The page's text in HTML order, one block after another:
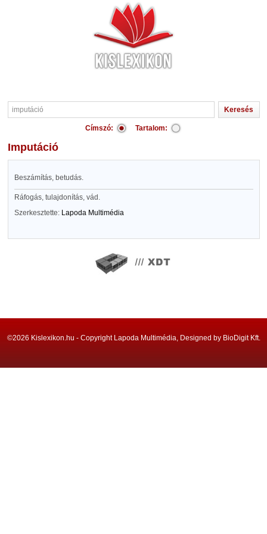
Címszó: Tartalom:
imputáció
Beszámítás, betudás.
Ráfogás, tulajdonítás, vád.
Szerkesztette: Lapoda Multimédia
©2026 Kislexikon.hu - Copyright Lapoda Multimédia, Designed by BioDigit Kft.